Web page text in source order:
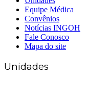
Equipe Médica
Convênios
Notícias INGOH
Fale Conosco
Mapa do site
Unidades